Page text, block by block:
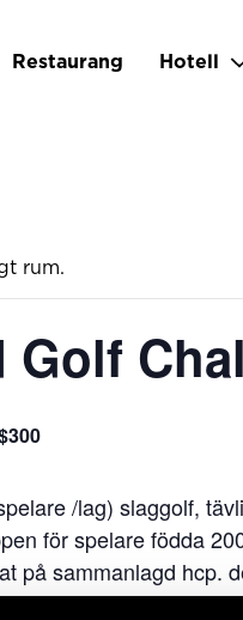
Restaurang Hotell
rum.
/lag) slaggolf,
för spelare födda
på sammanlagd hcp.
Paret måste bestå